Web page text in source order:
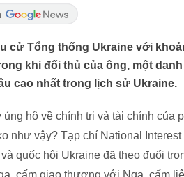
cử Tổng thống Ukraine với
khi đối thủ của ông, một
cao nhất trong lịch sử Ukraine.
hộ về chính trị và tài chính của
vậy? Tạp chí National Interest
quốc hội Ukraine đã theo đuổi
cấm giao thương với Nga, cấm